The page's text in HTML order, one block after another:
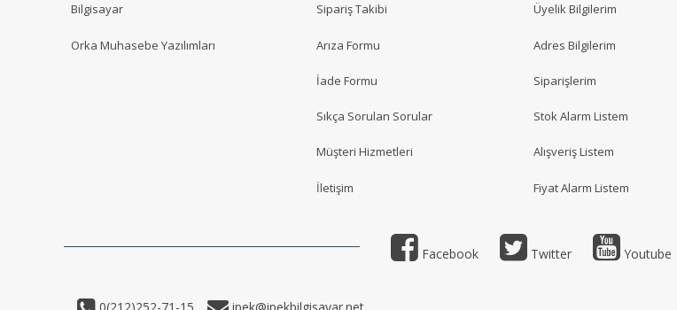
Bilgisayar
Orka Muhasebe Yazılımları
Sipariş Takibi
Arıza Formu
İade Formu
Sıkça Sorulan Sorular
Müşteri Hizmetleri
İletişim
Üyelik Bilgilerim
Adres Bilgilerim
Siparişlerim
Stok Alarm Listem
Alışveriş Listem
Fiyat Alarm Listem
Facebook Twitter Youtube